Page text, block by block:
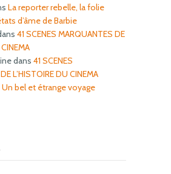
La reporter rebelle, la folie
d’âme de Barbie
41 SCENES MARQUANTES DE
dans 41 SCENES
L’HISTOIRE DU CINEMA
Un bel et étrange voyage